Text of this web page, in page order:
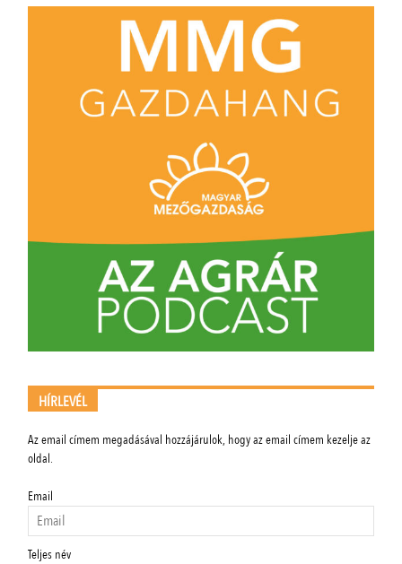
HÍRLEVÉL
Az email címem megadásával hozzájárulok, hogy az email címem kezelje az
oldal.
Email
Teljes név